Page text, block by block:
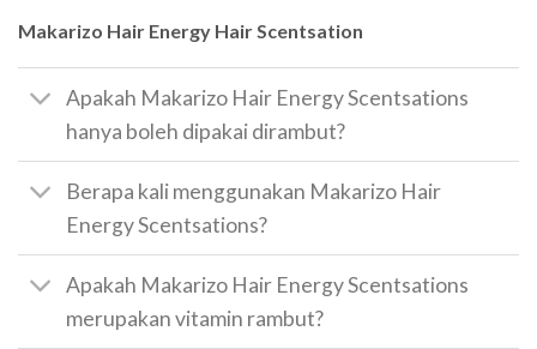
Makarizo Hair Energy Hair Scentsation
Apakah Makarizo Hair Energy Scentsations
hanya boleh dipakai dirambut?
Berapa kali menggunakan Makarizo Hair
Energy Scentsations?
Apakah Makarizo Hair Energy Scentsations
merupakan vitamin rambut?